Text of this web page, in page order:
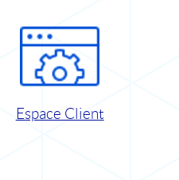
Espace Client